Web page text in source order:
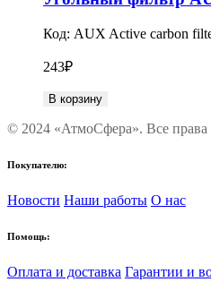
Код: AUX Active carbon
243₽
В корзину
© 2024 «АтмоСфера». Все
Покупателю:
Новости Наши работы О нас
Помощь:
Оплата и доставка Гарантии и